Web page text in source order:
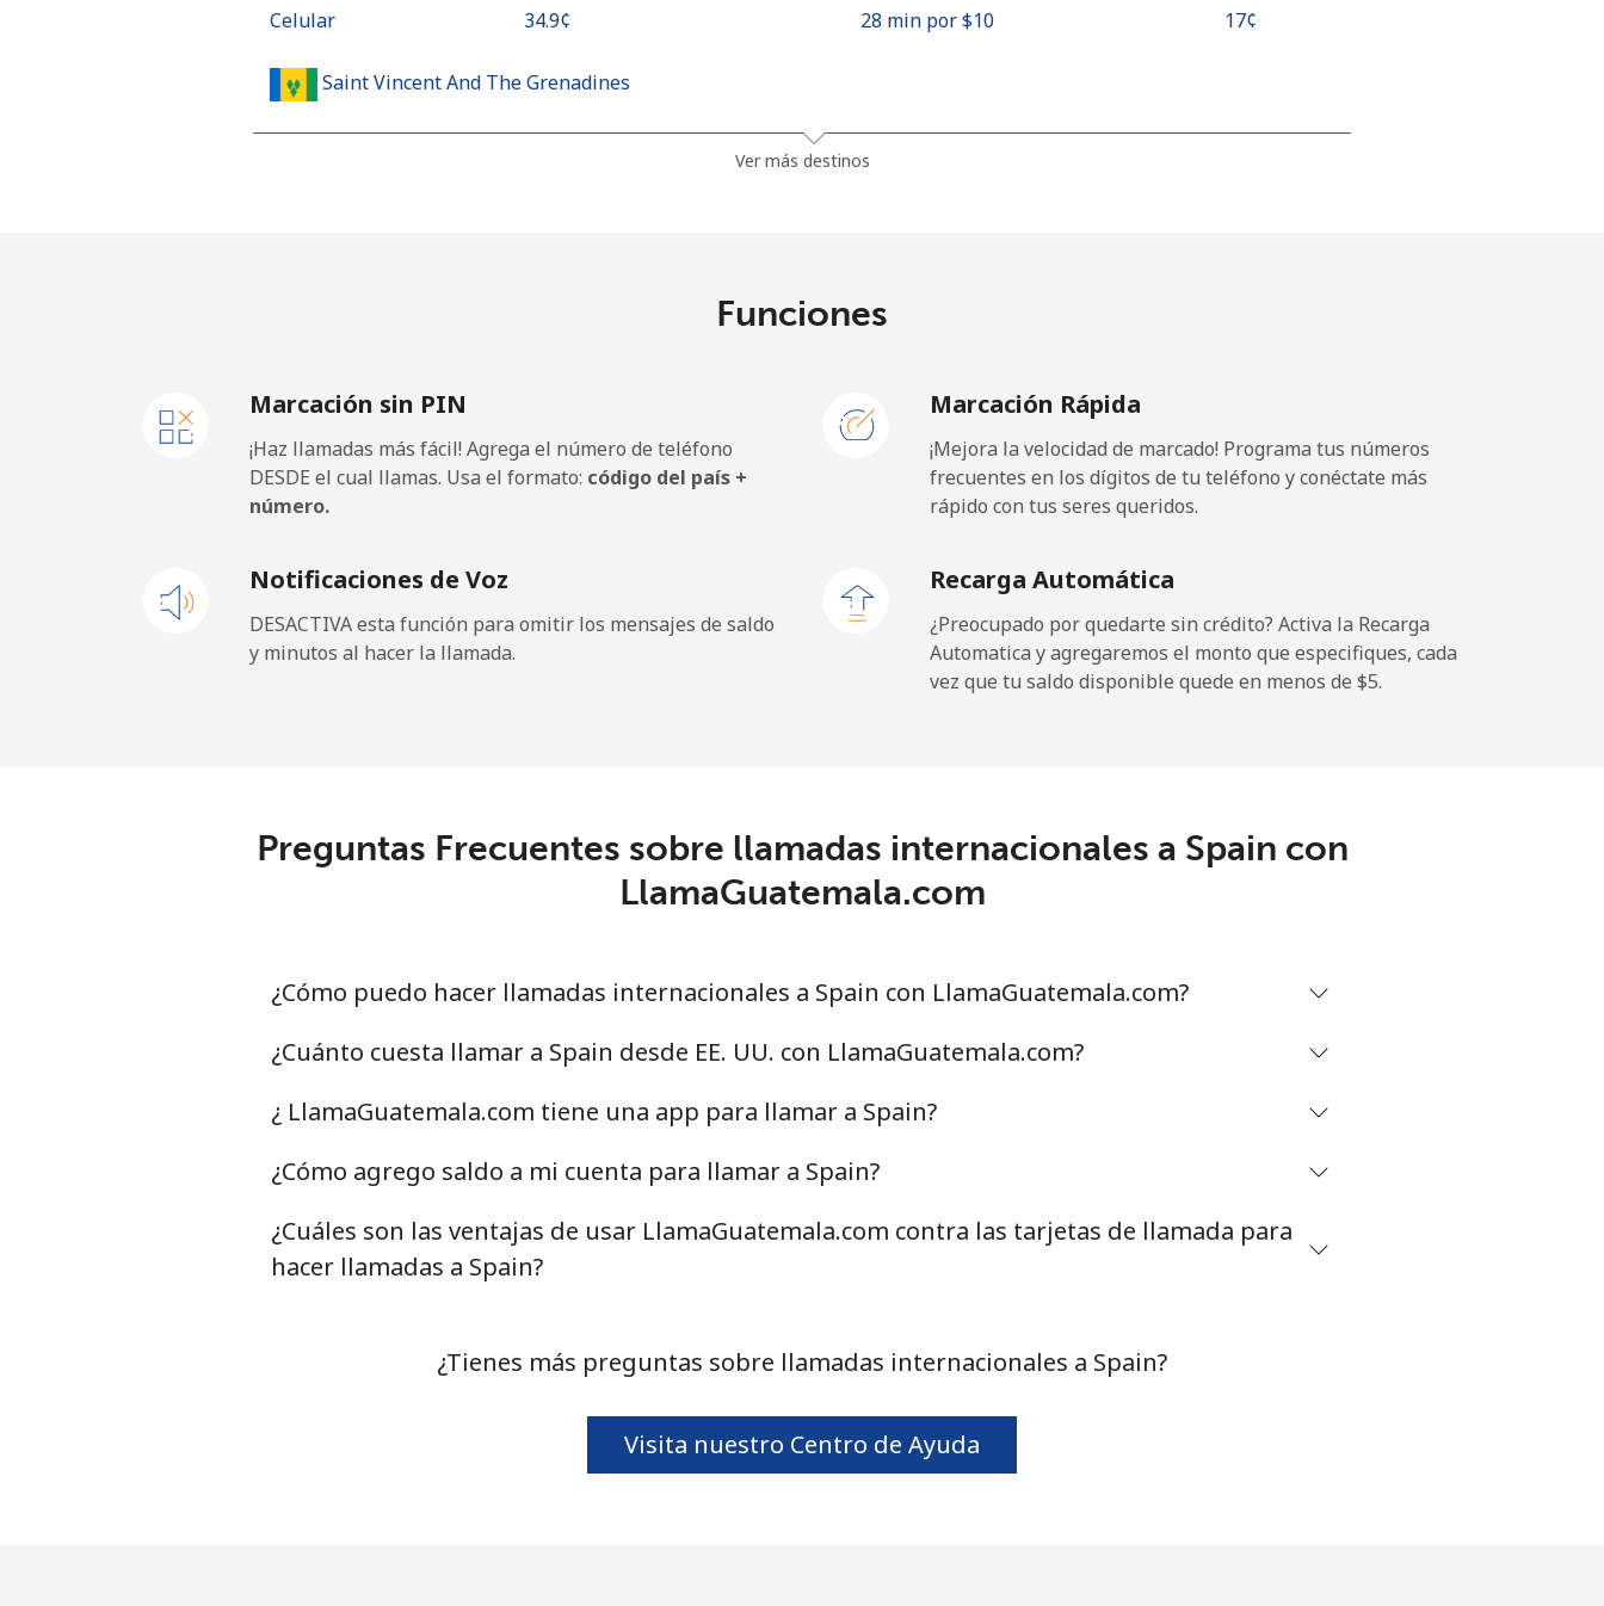
Celular ⁦34.9¢⁩ 28 min por ⁦$10⁩ ⁦17¢⁩
Saint Vincent And The Grenadines
Celular 7 min por ⁦$10⁩
San Marino
Celular 42 min por ⁦$10⁩
Sao Tome And Principe
Línea fija ⁦14.9¢⁩ 67 min por ⁦$10⁩ -
43 min por ⁦$10⁩
Línea fija ⁦46.9¢⁩ 21 min por ⁦$10⁩
Celular ⁦40.9¢⁩ 24 min por ⁦$10⁩
Serbia
Línea fija ⁦24.5¢⁩ 40 min por ⁦$10⁩ -
11 min por ⁦$10⁩
Ver más destinos
Funciones
Marcación sin PIN
¡Haz llamadas más fácil! Agrega el número de teléfono
DESDE el cual llamas. Usa el formato: código del país +
número.
Marcación Rápida
¡Mejora la velocidad de marcado! Programa tus números
frecuentes en los dígitos de tu teléfono y conéctate más
rápido con tus seres queridos.
Notificaciones de Voz
DESACTIVA esta función para omitir los mensajes de saldo
y minutos al hacer la llamada.
Recarga Automática
¿Preocupado por quedarte sin crédito? Activa la Recarga
Automatica y agregaremos el monto que especifiques, cada
vez que tu saldo disponible quede en menos de ⁦$5⁩.
Preguntas Frecuentes sobre llamadas internacionales a Spain con
LlamaGuatemala.com
¿Cómo puedo hacer llamadas internacionales a Spain con LlamaGuatemala.com?
¿Cuánto cuesta llamar a Spain desde EE. UU. con LlamaGuatemala.com?
¿ LlamaGuatemala.com tiene una app para llamar a Spain?
¿Cómo agrego saldo a mi cuenta para llamar a Spain?
¿Cuáles son las ventajas de usar LlamaGuatemala.com contra las tarjetas de llamada para
hacer llamadas a Spain?
¿Tienes más preguntas sobre llamadas internacionales a Spain?
Visita nuestro Centro de Ayuda